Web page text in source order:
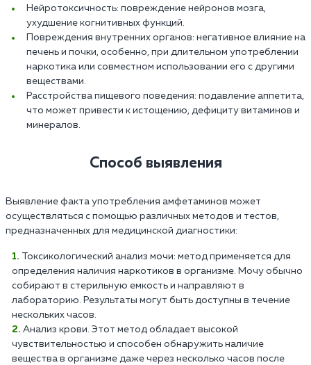
Нейротоксичность: повреждение нейронов мозга,
ухудшение когнитивных функций.
Повреждения внутренних органов: негативное влияние на
печень и почки, особенно, при длительном употреблении
наркотика или совместном использовании его с другими
веществами.
Расстройства пищевого поведения: подавление аппетита,
что может привести к истощению, дефициту витаминов и
минералов.
Способ выявления
Выявление факта употребления амфетаминов может
осуществляться с помощью различных методов и тестов,
предназначенных для медицинской диагностики:
Токсикологический анализ мочи: метод применяется для
определения наличия наркотиков в организме. Мочу обычно
собирают в стерильную емкость и направляют в
лабораторию. Результаты могут быть доступны в течение
нескольких часов.
Анализ крови. Этот метод обладает высокой
чувствительностью и способен обнаружить наличие
вещества в организме даже через несколько часов после